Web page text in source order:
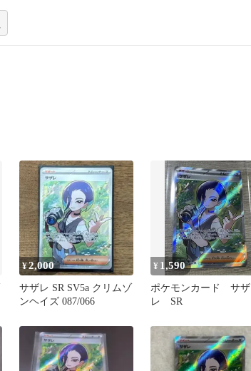
¥2,000
サザレ SR SV5a クリムゾ
ンヘイズ 087/066
¥ 1,590
ポケモンカード サザ
レ SR